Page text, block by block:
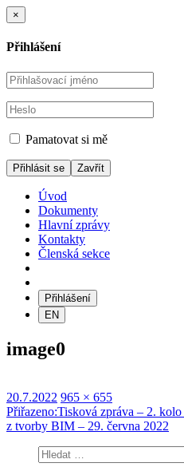
×
Přihlášení
Pamatovat si mě
Zavřít
Úvod
Dokumenty
Hlavní zprávy
Kontakty
Členská sekce
Přihlášení
EN
image0
Publikováno:
20.7.2022 Původní
velikost:
965 × 655
Navigace
pro
příspěvek
Přiřazeno:Tisková zpráva – 2.
z tvorby BIM – 29. června 2022
Hledat: